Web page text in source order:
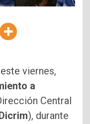
viernes,
a
Central
Dicrim), durante